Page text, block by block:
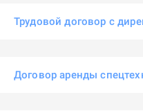
Трудовой договор с
Договор аренды